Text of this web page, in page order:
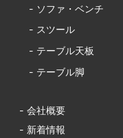
- ソファ・ベンチ
- スツール
- テーブル天板
- テーブル脚
- 会社概要
- 新着情報